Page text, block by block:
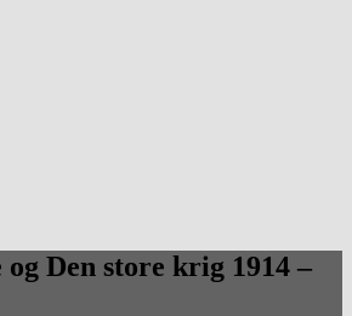
Den store krig 1914 –